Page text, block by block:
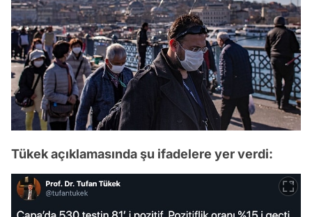
Tükek açıklamasında şu ifadelere yer verdi: